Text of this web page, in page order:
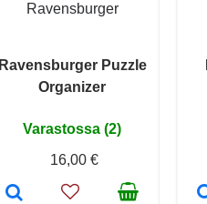
Ravensburger
Ravensburger Puzzle
Organizer
Varastossa (2)
16,00 €